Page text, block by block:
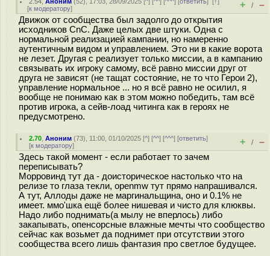
[к модератору] + / –
Движок от сообщества был задолго до открытия
исходников CnC. Даже целых две штуки. Одна с
нормальной реализацией кампании, но намеренно
аутентичным видом и управлением. Это ни в какие ворота
не лезет. Другая с реализует только миссии, а в кампанию
связывать их игроку самому, всё равно миссии друг от
друга не зависят (не тащат состояние, не то что Герои 2),
управление нормальное ... но я всё равно не осилил, я
вообще не понимаю как в этом можно победить, там всё
против игрока, а сейв-лоад читинга как в героях не
предусмотрено.
2.70 ,Аноним (73), 11:00, 01/10/2025 [^] [^^] [^^^] [ответить]
[к модератору] + / –
Здесь такой момент - если работает то зачем
переписывать?
Морровинд тут да - доисторическое настолько что на
релизе то глаза текли, openmw тут прямо напрашивался.
А тут, Аллоды даже не маргинальщина, оно и 0.1% не
имеет. ммо'шка ещё более нишевая и чисто для клюквы.
Надо либо поднимать(а мылу не вперлось) либо
закапывать, опенсорсные влажные мечты что сообщество
сейчас как возьмет да поднимет при отсутствии этого
сообщества всего лишь фантазия про светлое будущее.